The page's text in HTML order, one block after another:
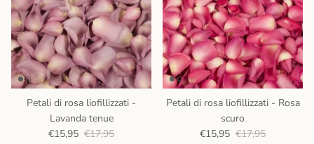
Petali di rosa liofillizzati -
Lavanda tenue
€15,95 €17,95
Petali di rosa liofillizzati - Rosa
scuro
€15,95 €17,95